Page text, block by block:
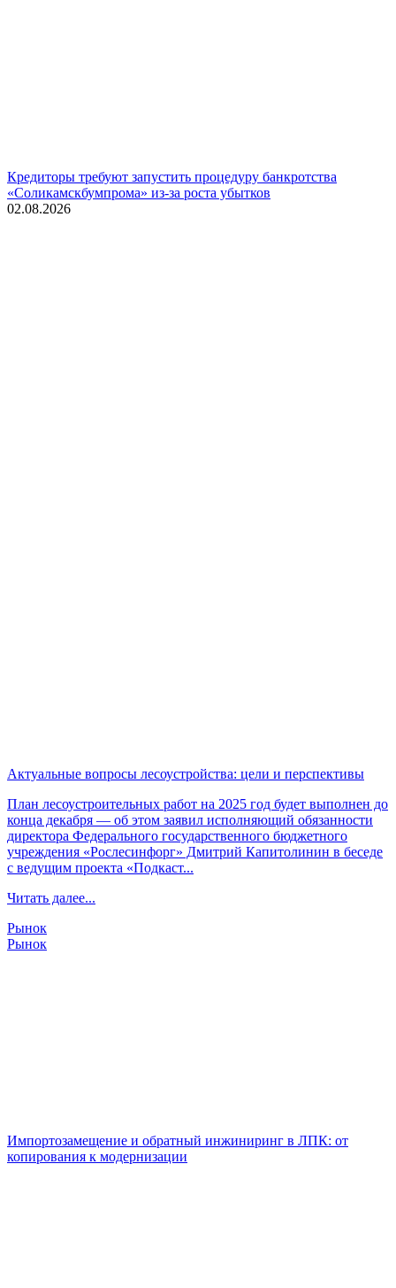
Кредиторы требуют запустить процедуру банкротства
«Соликамскбумпрома» из-за роста убытков
02.08.2026
Актуальные вопросы лесоустройства: цели и перспективы
План лесоустроительных работ на 2025 год будет выполнен до
конца декабря — об этом заявил исполняющий обязанности
директора Федерального государственного бюджетного
учреждения «Рослесинфорг» Дмитрий Капитолинин в беседе
с ведущим проекта «Подкаст...
Читать далее...
Рынок
Рынок
Импортозамещение и обратный инжиниринг в ЛПК: от
копирования к модернизации